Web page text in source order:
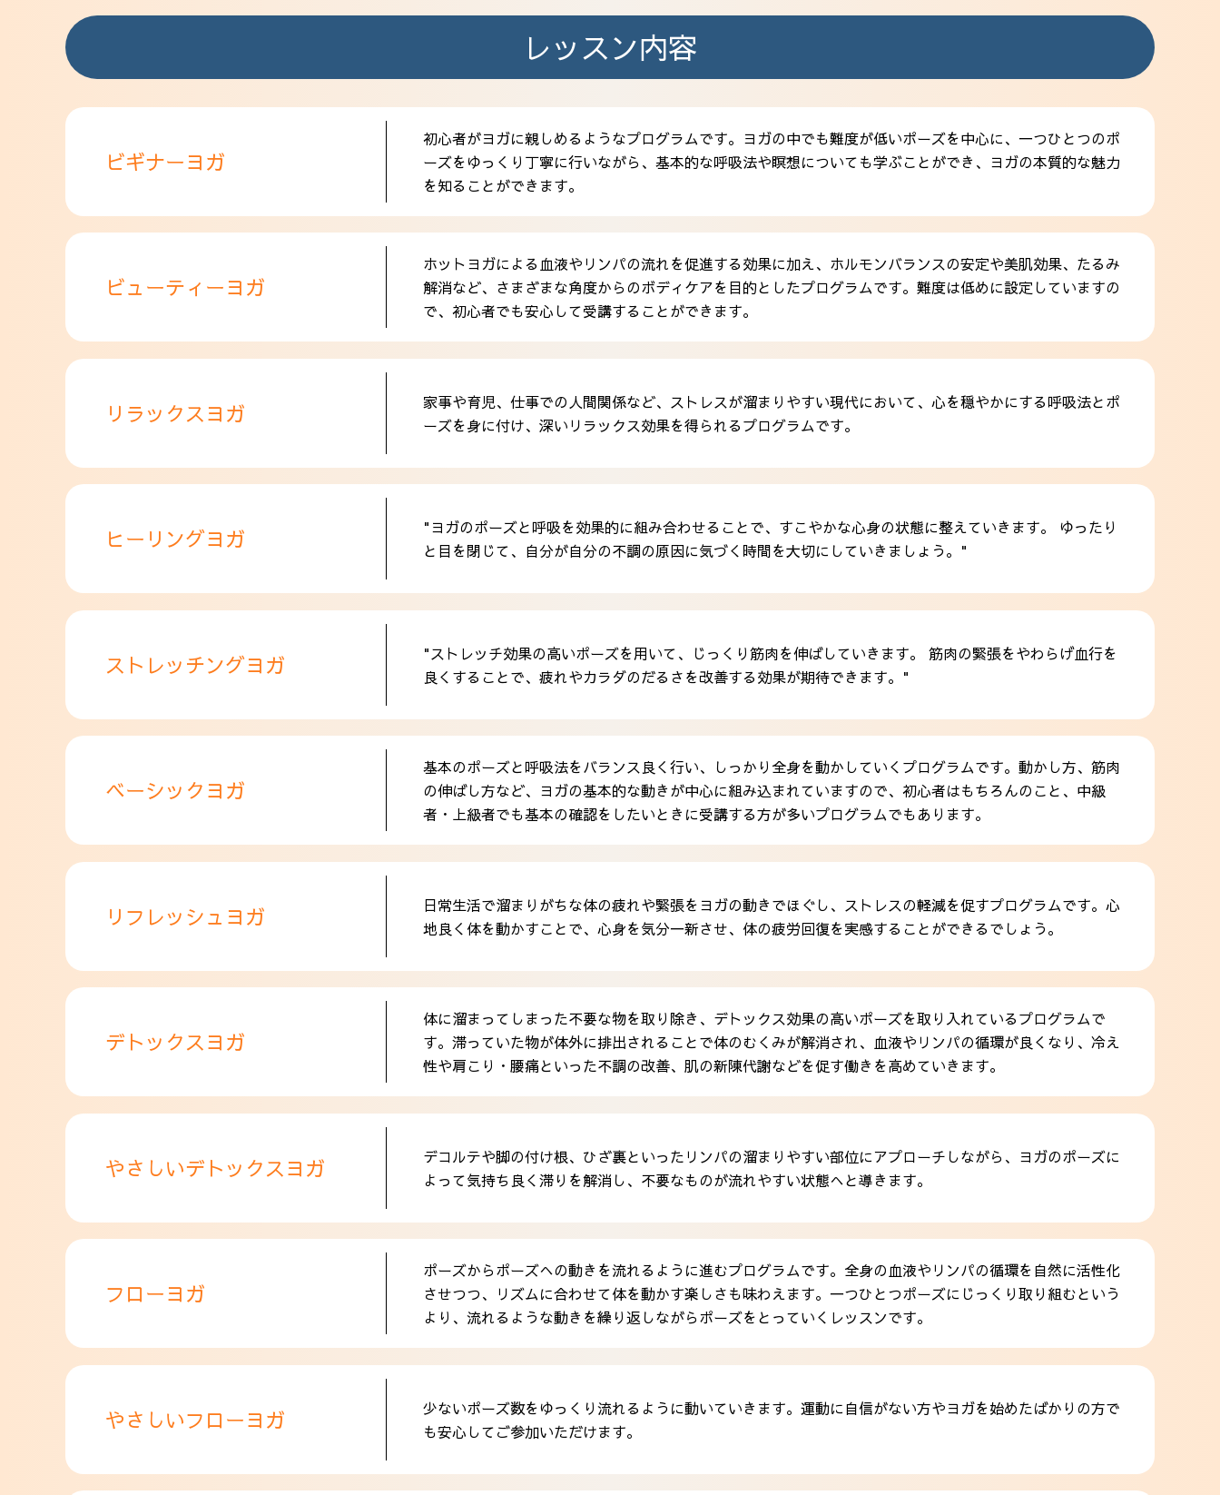
レッスン内容
ビギナーヨガ
初心者がヨガに親しめるようなプログラムです。ヨガの中でも難度が低いポーズを中心に、一つひとつのポ
ーズをゆっくり丁寧に行いながら、基本的な呼吸法や瞑想についても学ぶことができ、ヨガの本質的な魅力
を知ることができます。
ビューティーヨガ
ホットヨガによる血液やリンパの流れを促進する効果に加え、ホルモンバランスの安定や美肌効果、たるみ
解消など、さまざまな角度からのボディケアを目的としたプログラムです。難度は低めに設定していますの
で、初心者でも安心して受講することができます。
リラックスヨガ
家事や育児、仕事での人間関係など、ストレスが溜まりやすい現代において、心を穏やかにする呼吸法とポ
ーズを身に付け、深いリラックス効果を得られるプログラムです。
ヒーリングヨガ
"ヨガのポーズと呼吸を効果的に組み合わせることで、すこやかな心身の状態に整えていきます。 ゆったり
と目を閉じて、自分が自分の不調の原因に気づく時間を大切にしていきましょう。"
ストレッチングヨガ
"ストレッチ効果の高いポーズを用いて、じっくり筋肉を伸ばしていきます。 筋肉の緊張をやわらげ血行を
良くすることで、疲れやカラダのだるさを改善する効果が期待できます。"
ベーシックヨガ
基本のポーズと呼吸法をバランス良く行い、しっかり全身を動かしていくプログラムです。動かし方、筋肉
の伸ばし方など、ヨガの基本的な動きが中心に組み込まれていますので、初心者はもちろんのこと、中級
者・上級者でも基本の確認をしたいときに受講する方が多いプログラムでもあります。
リフレッシュヨガ
日常生活で溜まりがちな体の疲れや緊張をヨガの動きでほぐし、ストレスの軽減を促すプログラムです。心
地良く体を動かすことで、心身を気分一新させ、体の疲労回復を実感することができるでしょう。
デトックスヨガ
体に溜まってしまった不要な物を取り除き、デトックス効果の高いポーズを取り入れているプログラムで
す。滞っていた物が体外に排出されることで体のむくみが解消され、血液やリンパの循環が良くなり、冷え
性や肩こり・腰痛といった不調の改善、肌の新陳代謝などを促す働きを高めていきます。
やさしいデトックスヨガ
デコルテや脚の付け根、ひざ裏といったリンパの溜まりやすい部位にアプローチしながら、ヨガのポーズに
よって気持ち良く滞りを解消し、不要なものが流れやすい状態へと導きます。
フローヨガ
ポーズからポーズへの動きを流れるように進むプログラムです。全身の血液やリンパの循環を自然に活性化
させつつ、リズムに合わせて体を動かす楽しさも味わえます。一つひとつポーズにじっくり取り組むという
より、流れるような動きを繰り返しながらポーズをとっていくレッスンです。
やさしいフローヨガ
少ないポーズ数をゆっくり流れるように動いていきます。運動に自信がない方やヨガを始めたばかりの方で
も安心してご参加いただけます。